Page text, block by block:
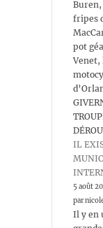
Buren,
fripes
pot
Venet,
IL
5 août
par
Il y en